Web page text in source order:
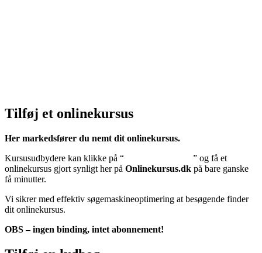
Tilføj et onlinekursus
Her markedsfører du nemt dit onlinekursus.
Kursusudbydere kan klikke på “
” og få et
onlinekursus gjort synligt her på Onlinekursus.dk på bare ganske
få minutter.
Vi sikrer med effektiv søgemaskineoptimering at besøgende finder
dit onlinekursus.
OBS – ingen binding, intet abonnement!